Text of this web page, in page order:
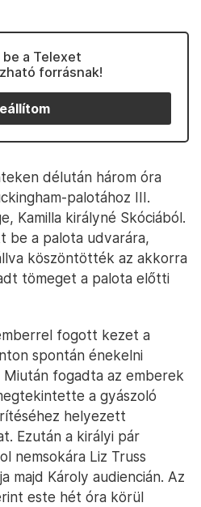
a Telexet
forrásnak!
délután három óra
palotához III.
Kamilla királyné Skóciából.
be a palota udvarára,
köszöntötték az akkorra
tömeget a palota előtti
fogott kezet a
spontán énekelni
fogadta az emberek
a gyászoló
helyezett
Ezután a királyi pár
nemsokára Liz Truss
majd Károly audiencián. Az
este hét óra körül